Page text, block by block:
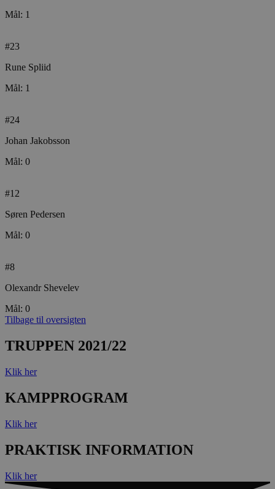
Mål: 1
#23
Rune Spliid
Mål: 1
#24
Johan Jakobsson
Mål: 0
#12
Søren Pedersen
Mål: 0
#8
Olexandr Shevelev
Mål: 0
Tilbage til oversigten
TRUPPEN 2021/22
Klik her
KAMPPROGRAM
Klik her
PRAKTISK INFORMATION
Klik her